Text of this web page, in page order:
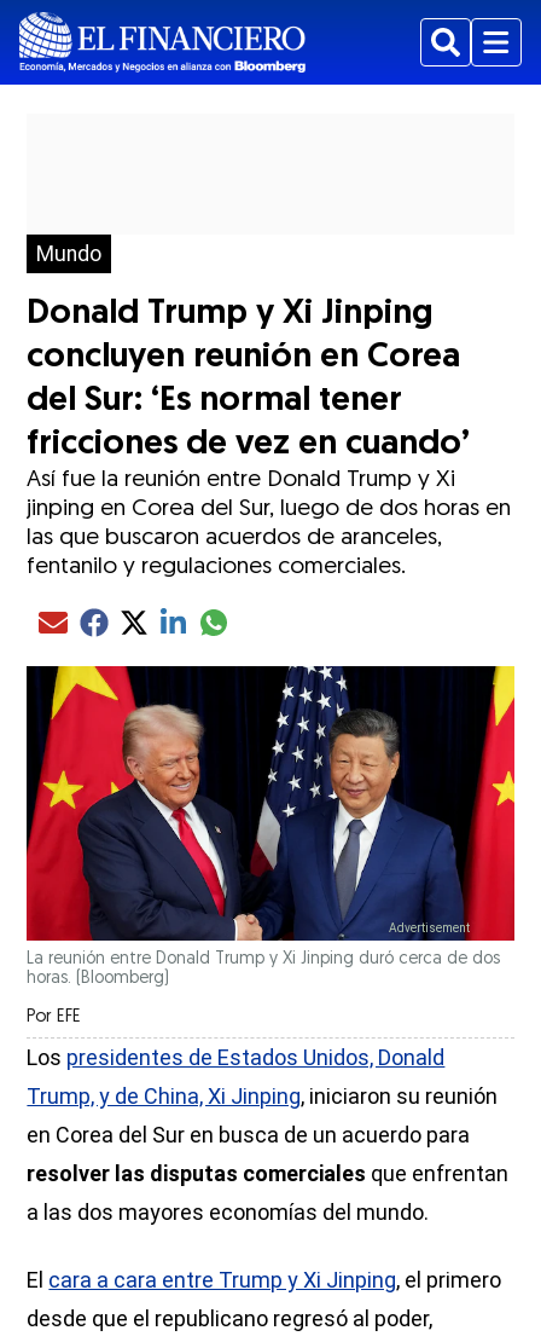
BuscarMenu
Mundo
Donald Trump y Xi Jinping
concluyen reunión en Corea
del Sur: ‘Es normal tener
fricciones de vez en cuando’
Así fue la reunión entre Donald Trump y Xi
jinping en Corea del Sur, luego de dos horas en
las que buscaron acuerdos de aranceles,
fentanilo y regulaciones comerciales.
Compartir el artículo actual mediante Email
Compartir el artículo actual mediante Facebook
Compartir el artículo actual mediante Twitter
Compartir el artículo actual mediante LinkedIn
Compartir el artículo actual mediante
La reunión entre Donald Trump y Xi Jinping duró cerca de dos
horas.
(Bloomberg)
Por EFE
Los presidentes de Estados Unidos, Donald
Trump, y de China, Xi Jinping, iniciaron su reunión
en Corea del Sur en busca de un acuerdo para
resolver las disputas comerciales que enfrentan
a las dos mayores economías del mundo.
El cara a cara entre Trump y Xi Jinping, el primero
desde que el republicano regresó al poder,